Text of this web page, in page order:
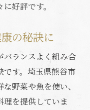
好評です。
の秘訣に
バランスよく組み合
です。埼玉県熊谷市
野菜や魚を使い、
を提供していま